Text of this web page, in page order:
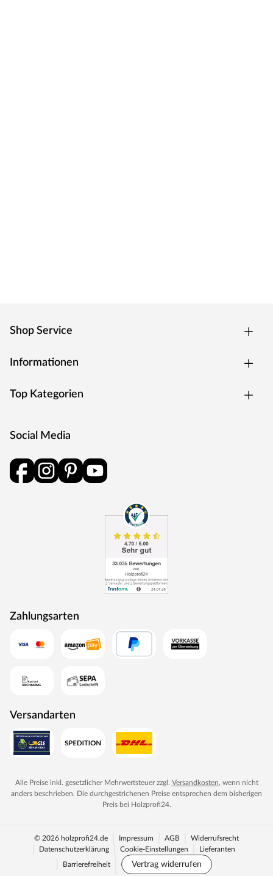
Shop Service
Informationen
Top Kategorien
Social Media
Zahlungsarten
Versandarten
Alle Preise inkl. gesetzlicher Mehrwertsteuer zzgl. Versandkosten, wenn nicht
anders beschrieben. Die durchgestrichenen Preise entsprechen dem bisherigen
Preis bei Holzprofi24.
© 2026 holzprofi24.de Impressum AGB
Widerrufsrecht
Datenschutzerklärung
Cookie-Einstellungen Lieferanten
Barrierefreiheit Vertrag widerrufen